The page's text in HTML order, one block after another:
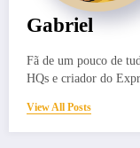
Gabriel
Fã de um pouco de
HQs e criador do
View All Posts